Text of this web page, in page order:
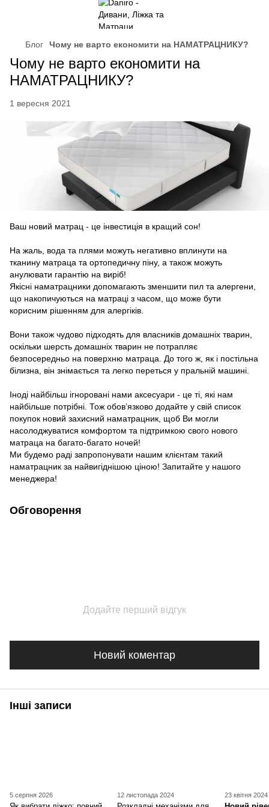
Блог Чому не варто економити на НАМАТРАЦНИКУ?
Чому не варто економити на
НАМАТРАЦНИКУ?
1 вересня 2021
Ваш новий матрац - це інвестиція в кращий сон!
На жаль, вода та плями можуть негативно вплинути на
тканину матраца та ортопедичну піну, а також можуть
анулювати гарантію на виріб!
Якісні наматрацники допомагають зменшити пил та алергени,
що накопичуються на матраці з часом, що може бути
корисним рішенням для алергіків.
Вони також чудово підходять для власників домашніх тварин,
оскільки шерсть домашніх тварин не потрапляє
безпосередньо на поверхню матраца. До того ж, як і постільна
білизна, він знімається та легко переться у пральній машині.
Іноді найбільш ігноровані нами аксесуари - це ті, які нам
найбільше потрібні. Тож обов’язково додайте у свій список
покупок новий захисний наматрацник, щоб Ви могли
насолоджуватися комфортом та підтримкою свого нового
матраца на багато-багато ночей!
Ми будемо раді запропонувати нашим клієнтам такий
наматрацник за найвигіднішою ціною! Запитайте у нашого
менеджера!
Обговорення
Додайте перший відгук
Новий коментар
Інші записи
5 серпня 2026 12 листопада 2024 23 квітня 2024